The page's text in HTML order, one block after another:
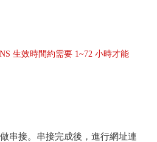
生效時間約需要 1~72 小時才能
串接。串接完成後，進行網址連